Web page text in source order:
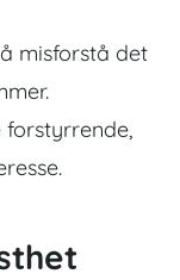
misforstå det